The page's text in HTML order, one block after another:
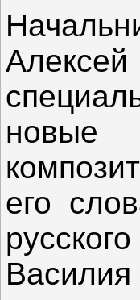
новые
его
Василия